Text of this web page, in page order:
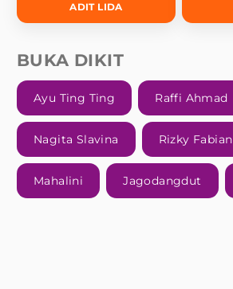
ADIT LIDA
BUKA DIKIT
Ayu Ting Ting Raffi Ahmad
Nagita Slavina Rizky Fabian
Mahalini Jagodangdut